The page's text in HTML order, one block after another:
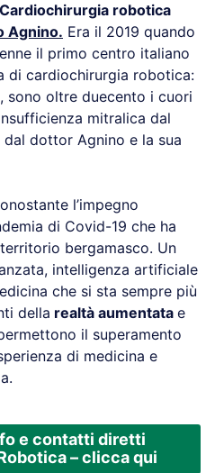
Cardiochirurgia robotica
Agnino. Era il 2019 quando
il primo centro italiano
di cardiochirurgia robotica:
sono oltre duecento i cuori
mitralica dal
dottor Agnino e la sua
l’impegno
di Covid-19 che ha
bergamasco. Un
intelligenza artificiale
che si sta sempre più
della realtà aumentata e
il superamento
di medicina e
e contatti diretti
– clicca qui